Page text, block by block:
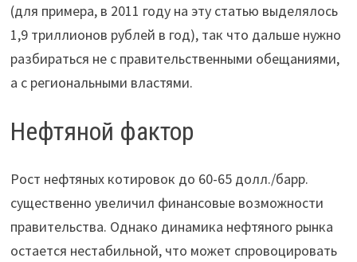
(для примера, в 2011 году на эту статью выделялось
1,9 триллионов рублей в год), так что дальше нужно
разбираться не с правительственными обещаниями,
а с региональными властями.
Нефтяной фактор
Рост нефтяных котировок до 60-65 долл./барр.
существенно увеличил финансовые возможности
правительства. Однако динамика нефтяного рынка
остается нестабильной, что может спровоцировать